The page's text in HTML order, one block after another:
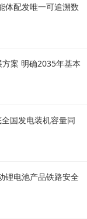
体配发唯一可追溯数
案 明确2035年基本
国发电装机容量同
锂电池产品铁路安全